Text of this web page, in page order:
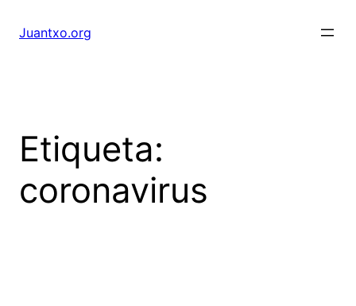
Juantxo.org
Etiqueta:
coronavirus